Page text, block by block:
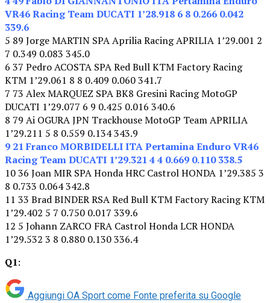
VR46 Racing Team DUCATI 1’28.918 6 8 0.266 0.042
339.6
5 89 Jorge MARTIN SPA Aprilia Racing APRILIA 1’29.001 2
7 0.349 0.083 345.0
6 37 Pedro ACOSTA SPA Red Bull KTM Factory Racing
KTM 1’29.061 8 8 0.409 0.060 341.7
7 73 Alex MARQUEZ SPA BK8 Gresini Racing MotoGP
DUCATI 1’29.077 6 9 0.425 0.016 340.6
8 79 Ai OGURA JPN Trackhouse MotoGP Team APRILIA
1’29.211 5 8 0.559 0.134 343.9
9 21 Franco MORBIDELLI ITA Pertamina Enduro VR46
Racing Team DUCATI 1’29.321 4 4 0.669 0.110 338.5
10 36 Joan MIR SPA Honda HRC Castrol HONDA 1’29.385 3
8 0.733 0.064 342.8
11 33 Brad BINDER RSA Red Bull KTM Factory Racing KTM
1’29.402 5 7 0.750 0.017 339.6
12 5 Johann ZARCO FRA Castrol Honda LCR HONDA
1’29.532 3 8 0.880 0.130 336.4
Q1:
Aggiungi OA Sport come Fonte preferita su Google